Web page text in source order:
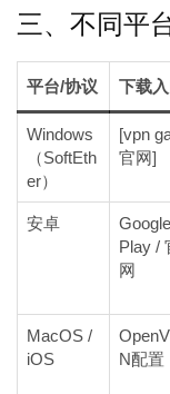
三、不同平
平台/协议 下载
Windows
（SoftEth
er）
[vpn
官网]
安卓
Google
Play /
网
MacOS /
iOS
N配置